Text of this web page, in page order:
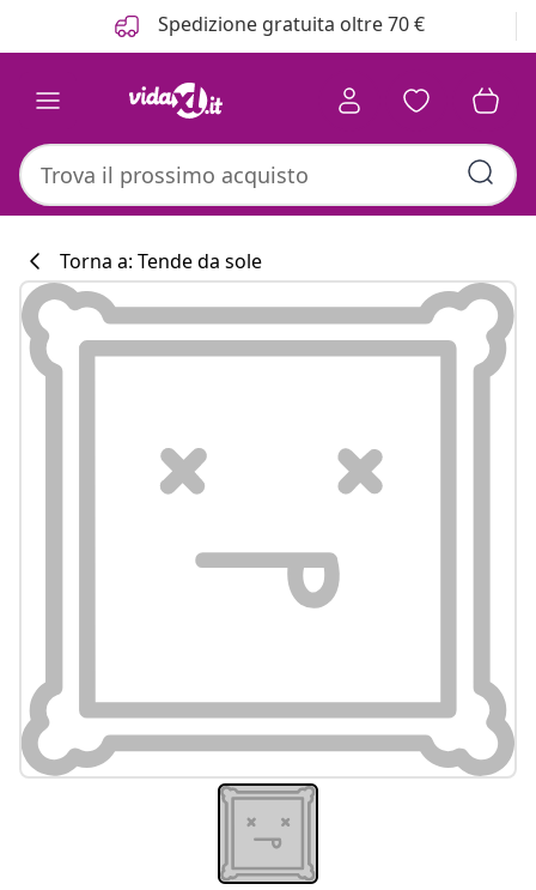
Spedizione gratuita oltre 70 €
Torna a: Tende da sole